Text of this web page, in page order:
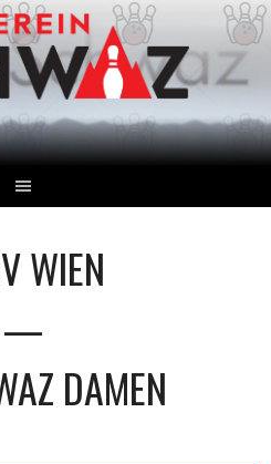
WIEN
—
DAMEN